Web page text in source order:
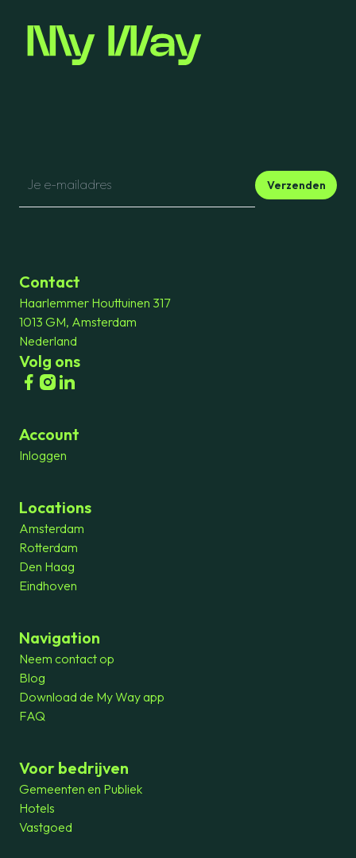
Verzenden
Contact
Haarlemmer Houttuinen 317
1013 GM, Amsterdam
Nederland
Volg ons
Account
Inloggen
Locations
Amsterdam
Rotterdam
Den Haag
Eindhoven
Navigation
Neem contact op
Blog
Download de My Way app
FAQ
Voor bedrijven
Gemeenten en Publiek
Hotels
Vastgoed